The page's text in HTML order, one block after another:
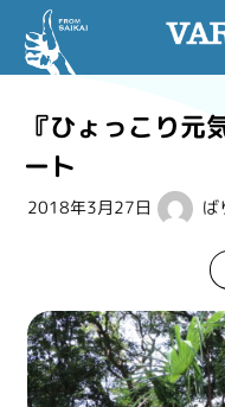
content『ひょっこり
ート
2018年3月27日 ば